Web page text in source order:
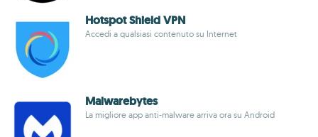
Hotspot Shield VPN
Accedi a qualsiasi contenuto su Internet
Malwarebytes
La migliore app anti-malware arriva ora su Android